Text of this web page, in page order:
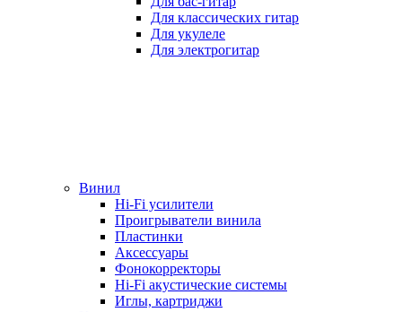
Для классических гитар
Для укулеле
Для электрогитар
Винил
Hi-Fi усилители
Проигрыватели винила
Пластинки
Аксессуары
Фонокорректоры
Hi-Fi акустические системы
Иглы, картриджи